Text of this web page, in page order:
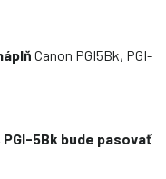
Canon PGI5Bk, PGI-
5Bk bude pasovať